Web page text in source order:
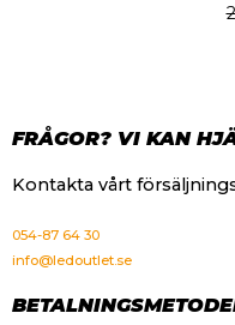
FRÅGOR? VI KAN
Kontakta vårt
054-87 64 30
info@ledoutlet.se